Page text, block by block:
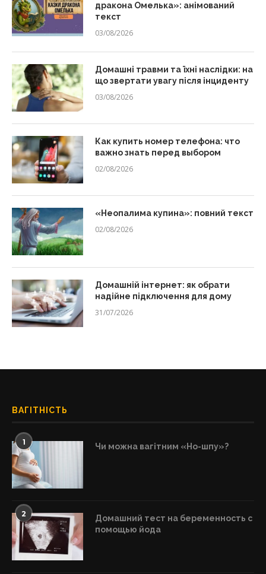
дракона Омелька»: анімований
текст
03/08/2026
Домашні травми та їхні наслідки: на
що звертати увагу після інциденту
03/08/2026
Как купить номер телефона: что
важно знать перед выбором
02/08/2026
«Неопалима купина»: повний текст
02/08/2026
Домашній інтернет: як обрати
надійне підключення для дому
31/07/2026
ВАГІТНІСТЬ
1 Чи можна вагітним «Но-шпу»?
2
Домашний тест на беременность с
помощью йода